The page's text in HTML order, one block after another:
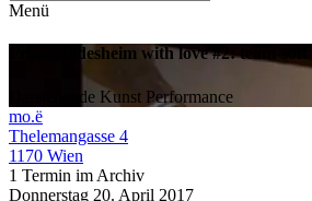
Menü
From Hildesheim with love #2: team-soft
Darstellende Kunst Performance
mo.ë
Thelemangasse 4
1170 Wien
1 Termin im Archiv
Donnerstag 20. April 2017